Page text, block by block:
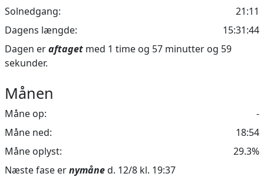
Solnedgang:
21:11
Dagens længde:
15:31:44
Dagen eraftaget med 1 time og 57 minutter og 59
sekunder.
Månen
Måne op:
-
Måne ned:
18:54
Måne oplyst:
29.3%
Næste fase ernymåned. 12/8 kl. 19:37